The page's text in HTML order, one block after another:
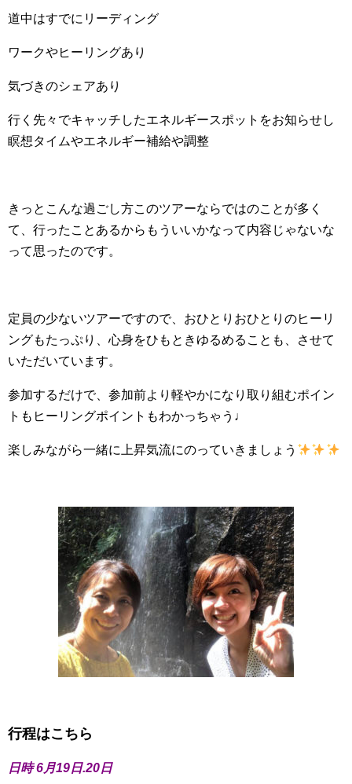
道中はすでにリーディング
ワークやヒーリングあり
気づきのシェアあり
行く先々でキャッチしたエネルギースポットをお知らせし
瞑想タイムやエネルギー補給や調整
きっとこんな過ごし方このツアーならではのことが多く
て、行ったことあるからもういいかなって内容じゃないな
って思ったのです。
定員の少ないツアーですので、おひとりおひとりのヒーリ
ングもたっぷり、心身をひもときゆるめることも、させて
いただいています。
参加するだけで、参加前より軽やかになり取り組むポイン
トもヒーリングポイントもわかっちゃう♩
楽しみながら一緒に上昇気流にのっていきましょう
行程はこちら
日時 6月19日.20日